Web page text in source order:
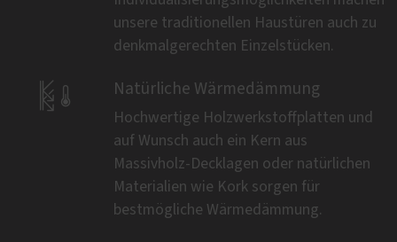
unsere traditionellen Haustüren auch zu
denkmalgerechten Einzelstücken.
 Natürliche Wärmedämmung
Hochwertige Holzwerkstoffplatten und
auf Wunsch auch ein Kern aus
Massivholz-Decklagen oder natürlichen
Materialien wie Kork sorgen für
bestmögliche Wärmedämmung.